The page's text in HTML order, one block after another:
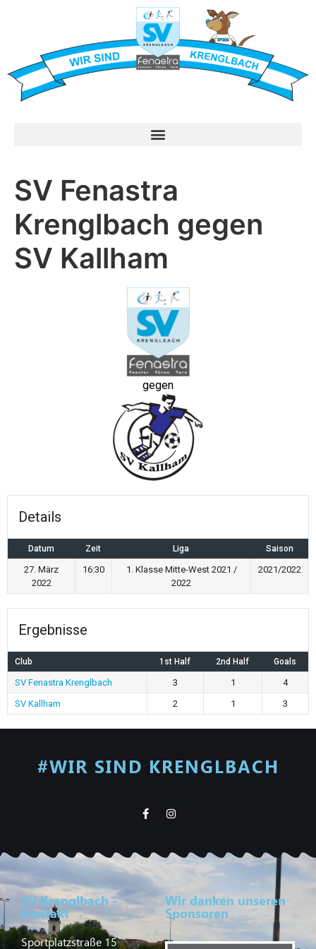
SV Fenastra
Krenglbach gegen
SV Kallham
gegen
Details
Datum Zeit Liga Saison
27. März
2022
16:30
1. Klasse Mitte-West 2021 /
2022
2021/2022
Ergebnisse
Club 1st Half 2nd Half Goals
SV Fenastra Krenglbach 3 1
4
SV Kallham
2 1 3
#WIR SIND KRENGLBACH
SV Krenglbach -
Kontakt
Sportplatzstraße 15
Wir danken unseren
Sponsoren